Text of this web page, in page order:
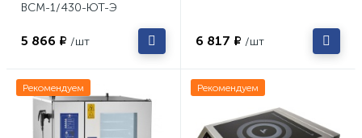
ВСМ-1/430-ЮТ-Э
5 866 ₽ /шт 6 817 ₽ /шт
Рекомендуем Рекомендуем